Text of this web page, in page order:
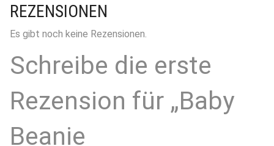
REZENSIONEN
Es gibt noch keine Rezensionen.
Schreibe die erste
Rezension für „Baby
Beanie